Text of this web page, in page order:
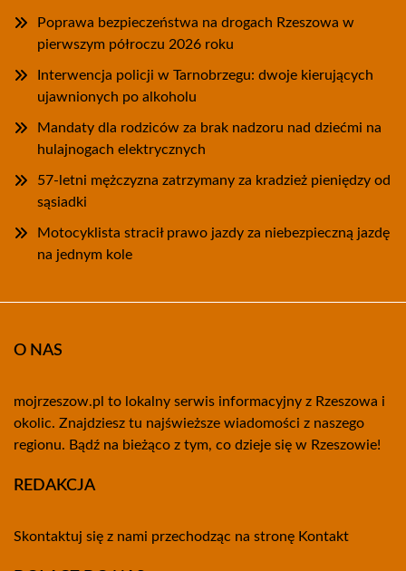
Poprawa bezpieczeństwa na drogach Rzeszowa w
pierwszym półroczu 2026 roku
Interwencja policji w Tarnobrzegu: dwoje kierujących
ujawnionych po alkoholu
Mandaty dla rodziców za brak nadzoru nad dziećmi na
hulajnogach elektrycznych
57-letni mężczyzna zatrzymany za kradzież pieniędzy od
sąsiadki
Motocyklista stracił prawo jazdy za niebezpieczną jazdę
na jednym kole
O NAS
mojrzeszow.pl to lokalny serwis informacyjny z Rzeszowa i
okolic. Znajdziesz tu najświeższe wiadomości z naszego
regionu. Bądź na bieżąco z tym, co dzieje się w Rzeszowie!
REDAKCJA
Skontaktuj się z nami przechodząc na stronę Kontakt